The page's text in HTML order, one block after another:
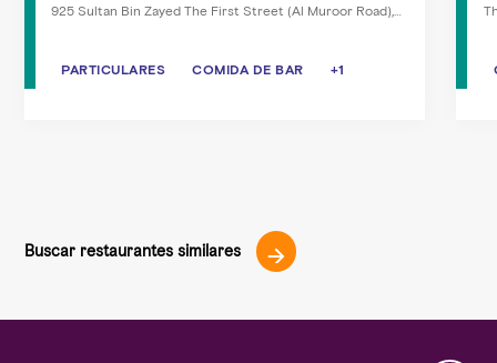
925 Sultan Bin Zayed The First Street (Al Muroor Road),
PARTICULARES COMIDA DE BAR
PARTICULARES COMIDA DE BAR +1
Buscar restaurantes similares